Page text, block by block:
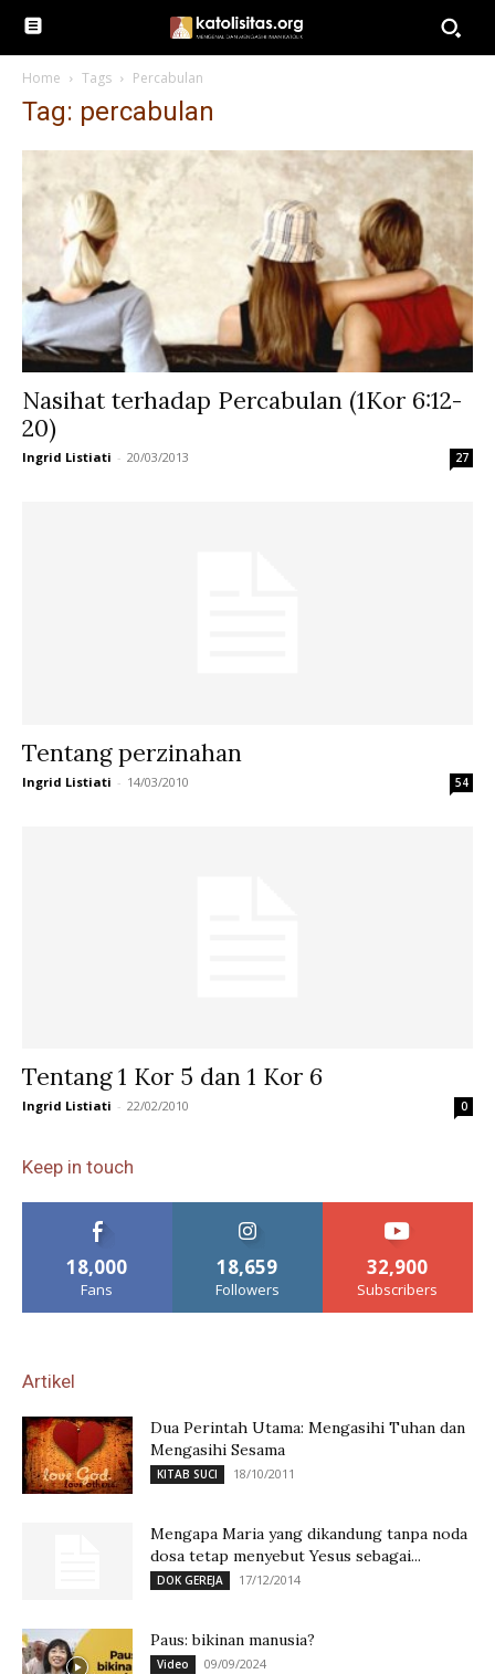
Home Tags Percabulan
Tag: percabulan
Nasihat terhadap Percabulan (1Kor 6:12-
20)
Ingrid Listiati - 20/03/2013 27
Tentang perzinahan
Ingrid Listiati - 14/03/2010 54
Tentang 1 Kor 5 dan 1 Kor 6
Ingrid Listiati - 22/02/2010 0
Keep in touch
18,000
Fans
18,659
Followers
32,900
Subscribers
Artikel
Dua Perintah Utama: Mengasihi Tuhan dan
Mengasihi Sesama
KITAB SUCI 18/10/2011
Mengapa Maria yang dikandung tanpa noda
dosa tetap menyebut Yesus sebagai...
DOK GEREJA 17/12/2014
Paus: bikinan manusia?
Video 09/09/2024